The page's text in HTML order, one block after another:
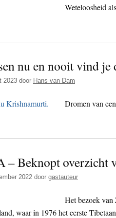
Weteloosheid
nu en nooit vind
2023 door Hans van Dam
Dromen van
– Beknopt overzicht
2022 door gastauteur
Het bezoek van
waar in 1976 het eerste